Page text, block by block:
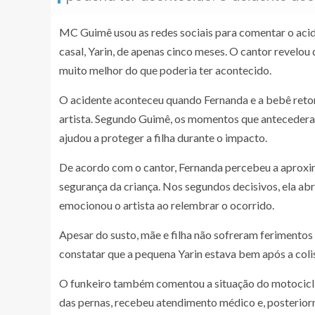
MC Guimê usou as redes sociais para comentar o
casal, Yarin, de apenas cinco meses. O cantor
muito melhor do que poderia ter acontecido.
O acidente aconteceu quando Fernanda e a bebê
artista. Segundo Guimê, os momentos que
ajudou a proteger a filha durante o impacto.
De acordo com o cantor, Fernanda percebeu a
segurança da criança. Nos segundos decisivos, ela
emocionou o artista ao relembrar o ocorrido.
Apesar do susto, mãe e filha não sofreram
constatar que a pequena Yarin estava bem após a
O funkeiro também comentou a situação do
das pernas, recebeu atendimento médico e,